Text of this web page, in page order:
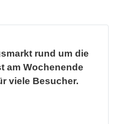
rund um die
am Wochenende
viele Besucher.